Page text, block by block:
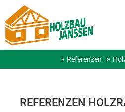
Referenzen
REFERENZEN